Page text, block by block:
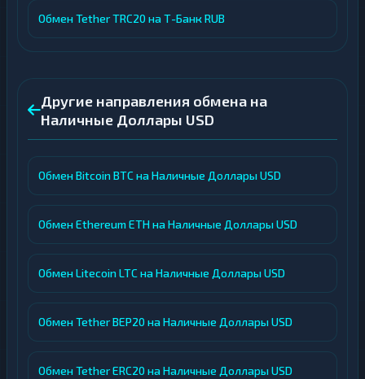
Обмен Tether TRC20 на Т-Банк RUB
Другие направления обмена на
Наличные Доллары USD
Обмен Bitcoin BTC на Наличные Доллары USD
Обмен Ethereum ETH на Наличные Доллары USD
Обмен Litecoin LTC на Наличные Доллары USD
Обмен Tether BEP20 на Наличные Доллары USD
Обмен Tether ERC20 на Наличные Доллары USD